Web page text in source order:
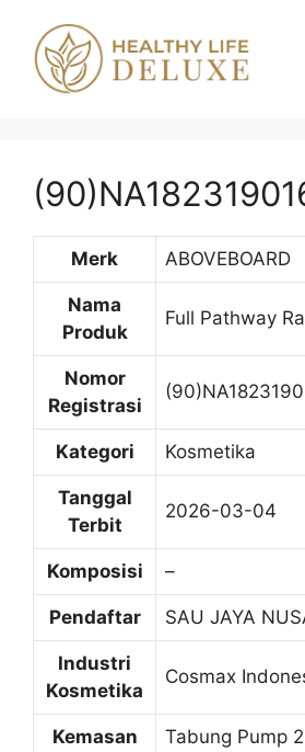
Merk ABOVEBOARD
Nama
Produk
Full Pathway
Nomor
Registrasi
Kategori Kosmetika
Tanggal
Terbit
2026-03-04
Komposisi –
Pendaftar SAU JAYA
Industri
Kosmetika
Cosmax
Kemasan Tabung Pump